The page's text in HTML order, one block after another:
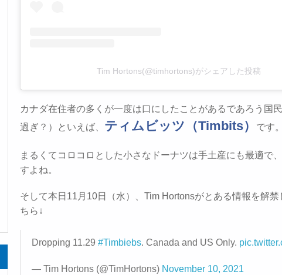
Tim Hortons(@timhortons)がシェアした投稿
カナダ在住者の多くが一度は口にしたことがあるであろう国
過ぎ？）といえば、 ティムビッツ（Timbits） です。
まるくてコロコロとした小さなドーナツは手土産にも最適で
すよね。
そして本日11月10日（水）、Tim Hortonsがとある情報を解禁
ちら↓
Dropping 11.29 #Timbiebs. Canada and US Only.
— Tim Hortons (@TimHortons) November 10, 2021